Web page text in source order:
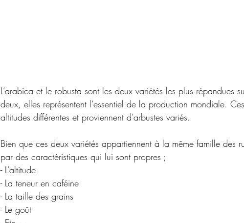
L’arabica et le robusta sont les deux variétés les plus répandues
deux, elles représentent l’essentiel de la production mondiale.
altitudes différentes et proviennent d'arbustes variés.
Bien que ces deux variétés appartiennent à la même famille des
par des caractéristiques qui lui sont propres ;
- L’altitude
- La teneur en caféine
- La taille des grains
- Le goût